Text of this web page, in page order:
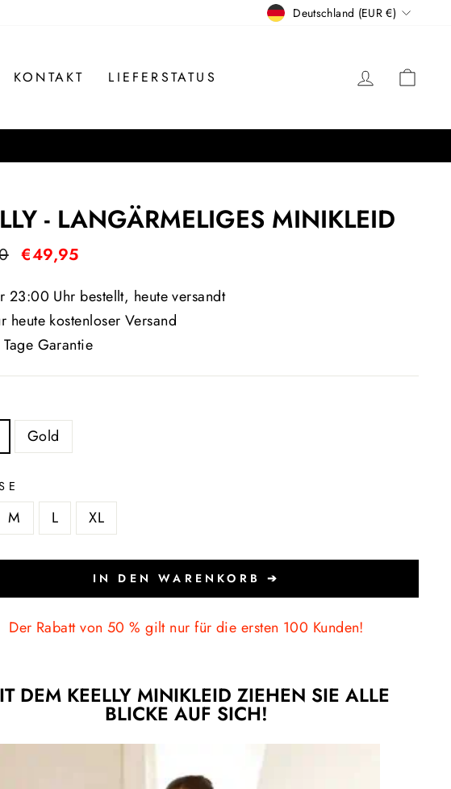
WÄHRUNG
Deutschland (EUR €)
KONTAKT LIEFERSTATUS
- LANGÄRMELIGES MINIKLEID
Sonderpreis
€49,95
23:00 Uhr bestellt, heute versandt
heute kostenloser Versand
Garantie
Gold
M L XL
IN DEN WARENKORB ➔
Der Rabatt von 50 % gilt nur für die ersten 100 Kunden!
DEM KEELLY MINIKLEID ZIEHEN SIE ALLE
BLICKE AUF SICH!